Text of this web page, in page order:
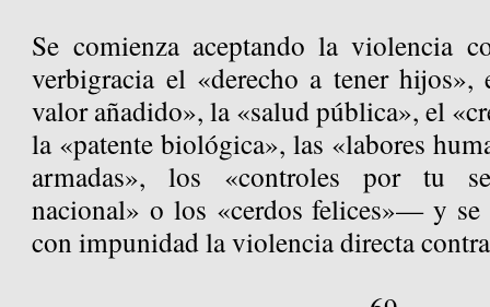
Se comienza aceptando la violencia
verbigracia el «derecho a tener
valor añadido», la «salud pública», el
la «patente biológica», las «labores
armadas», los «controles por tu
nacional» o los «cerdos felices»— y se
con impunidad la violencia directa